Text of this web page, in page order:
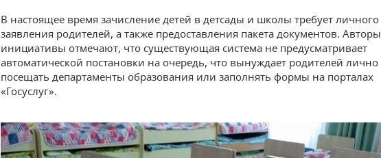
В настоящее время зачисление детей в детсады и школы требует личного
заявления родителей, а также предоставления пакета документов. Авторы
инициативы отмечают, что существующая система не предусматривает
автоматической постановки на очередь, что вынуждает родителей лично
посещать департаменты образования или заполнять формы на порталах
«Госуслуг».